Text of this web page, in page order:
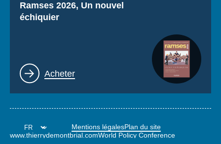
Titre
Ramses 2026, Un nouvel
échiquier
Lien
Acheter
Mentions légalesPlan du site
www.thierrydemontbrial.comWorld Policy Conference